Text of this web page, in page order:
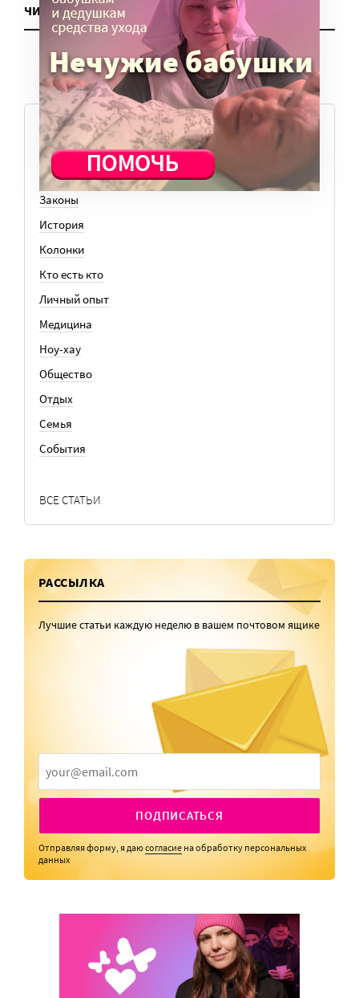
ЧИТАТЬ ЕЩЕ
ТЕМЫ
Вера
Законы
История
Колонки
Кто есть кто
Личный опыт
Медицина
Ноу-хау
Общество
Отдых
Семья
События
ВСЕ СТАТЬИ
РАССЫЛКА
Лучшие статьи каждую неделю в вашем почтовом ящике
ПОДПИСАТЬСЯ
Отправляя форму, я даюсогласие на обработку персональных
данных